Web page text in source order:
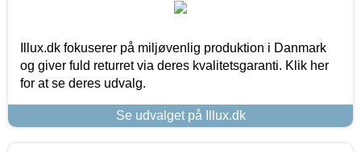
Illux.dk fokuserer på miljøvenlig produktion i Danmark
og giver fuld returret via deres kvalitetsgaranti. Klik her
for at se deres udvalg.
Se udvalget på Illux.dk